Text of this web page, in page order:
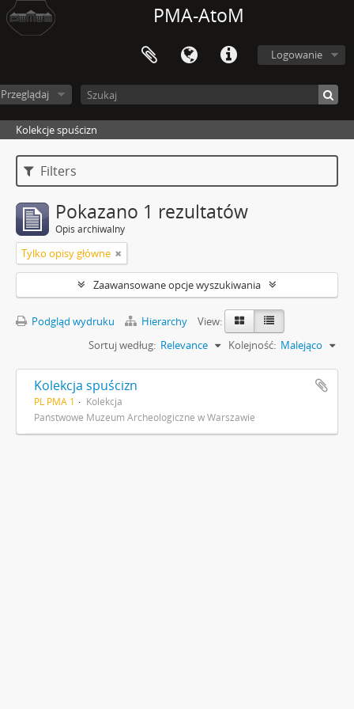
PMA-AtoM
Logowanie
Przeglądaj
Kolekcje spuścizn
Filters
Pokazano 1 rezultatów
Opis archiwalny
Tylko opisy główne
Zaawansowane opcje wyszukiwania
Podgląd wydruku Hierarchy
View:
Sortuj według: Relevance Kolejność: Malejąco
Kolekcja spuścizn
PL PMA 1
Kolekcja
Państwowe Muzeum Archeologiczne w Warszawie